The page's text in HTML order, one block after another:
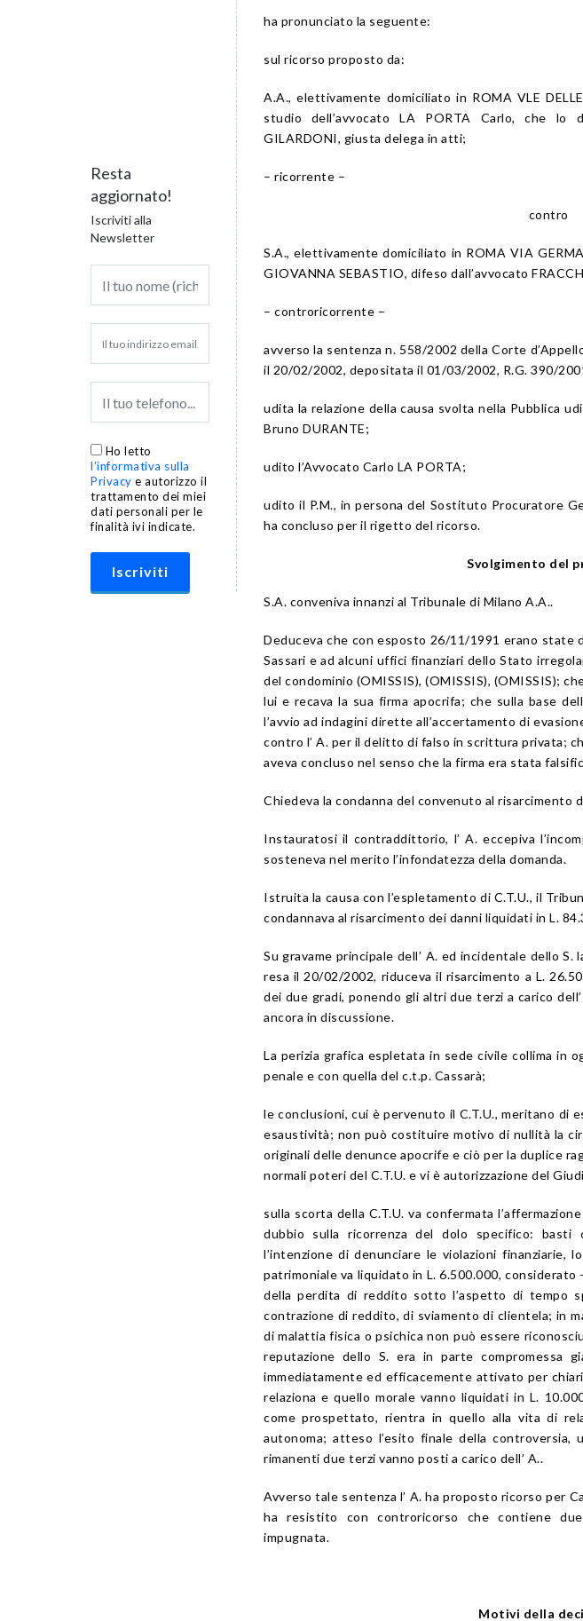
Resta
aggiornato!
Iscriviti alla
Newsletter
Ho letto
l’informativa sulla
Privacy e autorizzo il
trattamento dei miei
dati personali per le
finalità ivi indicate.
ha pronunciato la seguente:
sul ricorso proposto da:
A.A., elettivamente domiciliato in ROMA VLE
studio dell’avvocato LA PORTA Carlo, che lo
GILARDONI, giusta delega in atti;
– ricorrente –
contro
S.A., elettivamente domiciliato in ROMA VIA
GIOVANNA SEBASTIO, difeso dall’avvocato
– controricorrente –
avverso la sentenza n. 558/2002 della Corte
il 20/02/2002, depositata il 01/03/2002, R.G. 390/
udita la relazione della causa svolta nella Pubblica
Bruno DURANTE;
udito l’Avvocato Carlo LA PORTA;
udito il P.M., in persona del Sostituto Procuratore
ha concluso per il rigetto del ricorso.
Svolgimento del
S.A. conveniva innanzi al Tribunale di Milano A.A..
Deduceva che con esposto 26/11/1991 erano state
Sassari e ad alcuni uffici finanziari dello Stato
del condominio (OMISSIS), (OMISSIS), (OMISSIS);
lui e recava la sua firma apocrifa; che sulla base
l’avvio ad indagini dirette all’accertamento di
contro l’ A. per il delitto di falso in scrittura privata;
aveva concluso nel senso che la firma era stata
Chiedeva la condanna del convenuto al risarcimento
Instauratosi il contraddittorio, l’ A. eccepiva
sosteneva nel merito l’infondatezza della domanda.
Istruita la causa con l’espletamento di C.T.U., il
condannava al risarcimento dei danni liquidati in L.
Su gravame principale dell’ A. ed incidentale dello
resa il 20/02/2002, riduceva il risarcimento a L.
dei due gradi, ponendo gli altri due terzi a carico
ancora in discussione.
La perizia grafica espletata in sede civile collima in
penale e con quella del c.t.p. Cassarà;
le conclusioni, cui è pervenuto il C.T.U., meritano di
esaustività; non può costituire motivo di nullità la
originali delle denunce apocrife e ciò per la duplice
normali poteri del C.T.U. e vi è autorizzazione del
sulla scorta della C.T.U. va confermata
dubbio sulla ricorrenza del dolo specifico: basti
l’intenzione di denunciare le violazioni finanziarie,
patrimoniale va liquidato in L. 6.500.000,
della perdita di reddito sotto l’aspetto di tempo
contrazione di reddito, di sviamento di clientela; in
di malattia fisica o psichica non può essere
reputazione dello S. era in parte
immediatamente ed efficacemente attivato per
relaziona e quello morale vanno liquidati in L.
come prospettato, rientra in quello alla vita di
autonoma; atteso l’esito finale della
rimanenti due terzi vanno posti a carico dell’ A..
Avverso tale sentenza l’ A. ha proposto ricorso per
ha resistito con controricorso che contiene
impugnata.
Motivi della